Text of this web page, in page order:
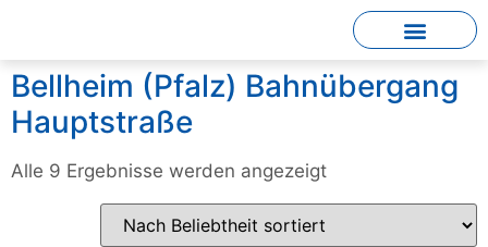
Bellheim (Pfalz) Bahnübergang
Hauptstraße
Alle 9 Ergebnisse werden angezeigt